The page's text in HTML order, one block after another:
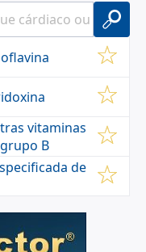
vitaminas
B
de